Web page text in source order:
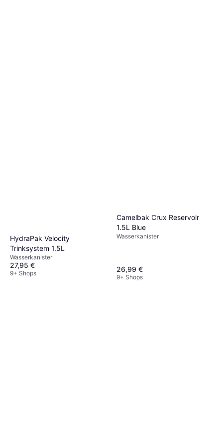
HydraPak Velocity
Trinksystem 1.5L
Wasserkanister
27,95 €
9+ Shops
Camelbak Crux Reservoir
1.5L Blue
Wasserkanister
26,99 €
9+ Shops